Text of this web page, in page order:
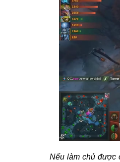
Nếu làm chủ được